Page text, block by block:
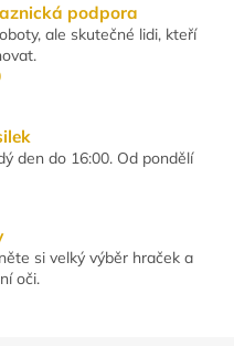
podpora
ale skutečné lidi, kteří
den do 16:00. Od pondělí
si velký výběr hraček a
oči.